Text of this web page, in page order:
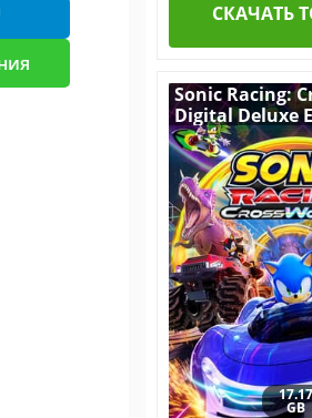
СКАЧАТЬ
Sonic Racing:
Digital Deluxe
v.Build
[RUS|ENG]
Пиратка
DLCs
17.17
GB